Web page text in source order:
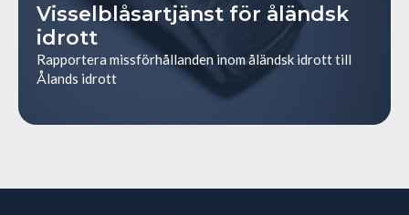
Visselblåsartjänst för åländsk
idrott
Rapportera missförhållanden inom åländsk idrott till
Ålands idrott